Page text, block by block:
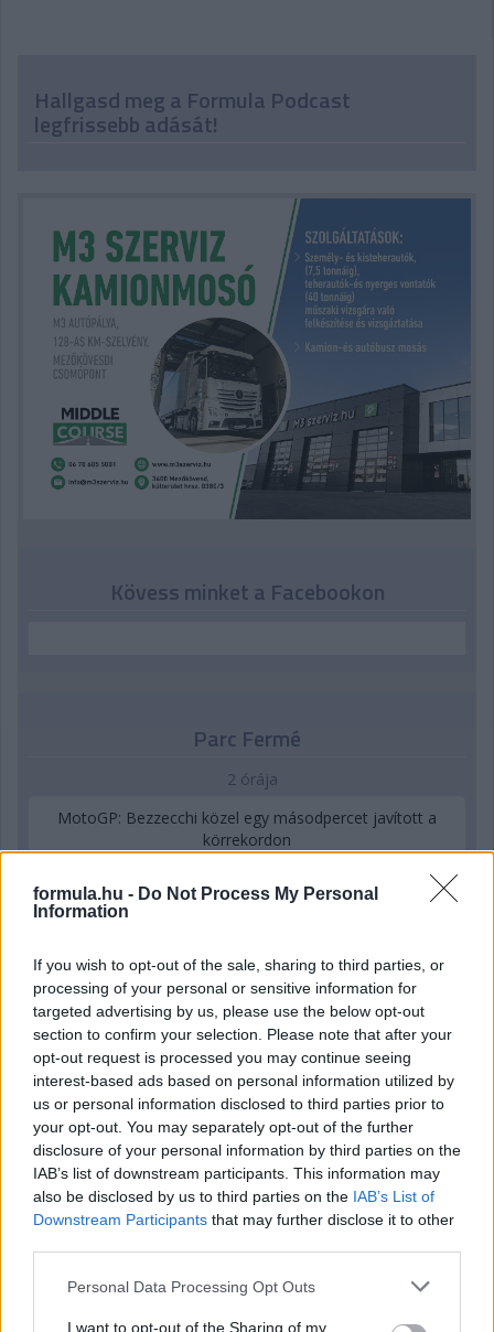
formula.hu - Do Not Process My Personal
Information
If you wish to opt-out of the sale, sharing to third parties, or
processing of your personal or sensitive information for
targeted advertising by us, please use the below opt-out
section to confirm your selection. Please note that after your
opt-out request is processed you may continue seeing
interest-based ads based on personal information utilized by
us or personal information disclosed to third parties prior to
your opt-out. You may separately opt-out of the further
disclosure of your personal information by third parties on the
IAB’s list of downstream participants. This information may
also be disclosed by us to third parties on the IAB’s List of
Downstream Participants that may further disclose it to other
Please note that this website/app uses one or more Google
not limited to your visit or usage behaviour. You may click to
Personal Data Processing Opt Outs
I want to opt-out of the Sharing of my
Hallgasd meg a Formula Podcast
legfrissebb adását!
Kövess minket a Facebookon
Parc Fermé
2 órája
MotoGP: Bezzecchi közel egy másodpercet javított a
körrekordon
3 órája
Sajtó: Az Aston Martintól érkezik Lambiase utódja a Red
Bullhoz?